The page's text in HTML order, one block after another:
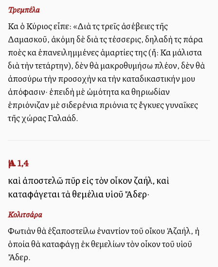
Τρεμπέλα
Καὶ ὁ Κύριος εἶπε: «Διὰ τὶς τρεῖς ἀσέβειες τῆς
Δαμασκοῦ, ἀκόμη δὲ διὰ τὶς τέσσερις, δηλαδὴ τὶς πάρα
πολλὲς καὶ ἐπανειλημμένες ἁμαρτίες της (ἤ: Καὶ μάλιστα
διὰ τὴν τετάρτην), δὲν θὰ μακροθυμήσω πλέον, δὲν θὰ
ἀποσύρω τὴν προσοχὴν καὶ τὴν καταδικαστικήν μου
ἀπόφασιν· ἐπειδὴ μὲ ὠμότητα καὶ θηριωδίαν
ἐπριόνιζαν μὲ σιδερένια πριόνια τὶς ἔγκυες γυναῖκες
τῆς χώρας Γαλαάδ.
Ἀμ. 1,4
καὶ ἀποστελῶ πῦρ εἰς τὸν οἶκον Ἀζαήλ, καὶ
καταφάγεται τὰ θεμέλια υἱοῦ Ἄδερ·
Κολιτσάρα
Φωτιὰν θὰ ἐξαποστείλω ἐναντίον τοῦ οἴκου Ἀζαήλ, ἡ
ὁποία θὰ καταφάγῃ ἐκ θεμελίων τὸν οἶκον τοῦ υἱοῦ
Ἄδερ.